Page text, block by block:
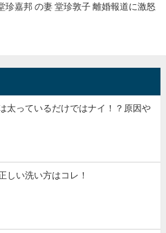
珍嘉邦 の妻 堂珍敦子 離婚報道に激怒
太っているだけではナイ！？原因や
しい洗い方はコレ！